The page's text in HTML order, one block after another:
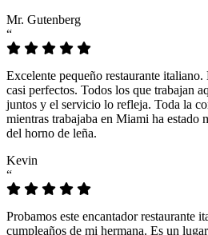
Mr. Gutenberg
“
Excelente pequeño restaurante
casi perfectos. Todos los que trabajan
juntos y el servicio lo refleja. Toda la
mientras trabajaba en Miami ha estado
del horno de leña.
Kevin
“
Probamos este encantador restaurante
cumpleaños de mi hermana. Es un